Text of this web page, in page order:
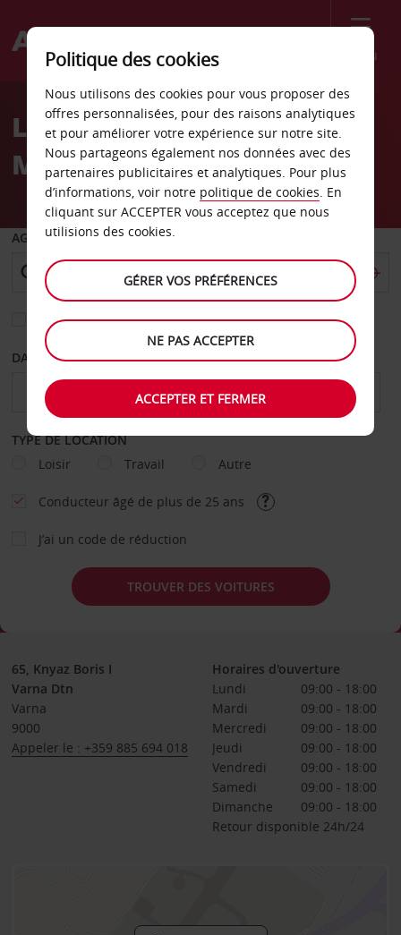
Menu
Welcome
AvisLocation de voiture Santa
Marina
AGENCE DE DÉPART
Sélectionnez une autre agence de retour
DATE DE DÉPART DATE DE RETOUR
TYPE DE LOCATION
Loisir
Travail Autre
Conducteur âgé de plus de 25 ans
J’ai un code de réduction
TROUVER DES VOITURES
65, Knyaz Boris I
Varna Dtn
Varna
9000
Appeler le : +359 885 694 018
Horaires d'ouverture
Lundi
09:00 - 18:00
Mardi
09:00 - 18:00
Mercredi
09:00 - 18:00
Jeudi
09:00 - 18:00
Vendredi
09:00 - 18:00
Samedi
09:00 - 18:00
Dimanche
09:00 - 18:00
Retour disponible 24h/24
Politique des cookies
Nous utilisons des cookies pour vous proposer des
offres personnalisées, pour des raisons analytiques
et pour améliorer votre expérience sur notre site.
Nous partageons également nos données avec des
partenaires publicitaires et analytiques. Pour plus
d’informations, voir notre politique de cookies. En
cliquant sur ACCEPTER vous acceptez que nous
utilisions des cookies.
GÉRER VOS PRÉFÉRENCES
NE PAS ACCEPTER
ACCEPTER ET FERMER